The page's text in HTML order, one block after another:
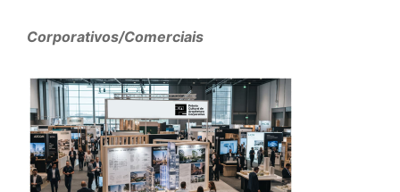
Corporativos/Comerciais